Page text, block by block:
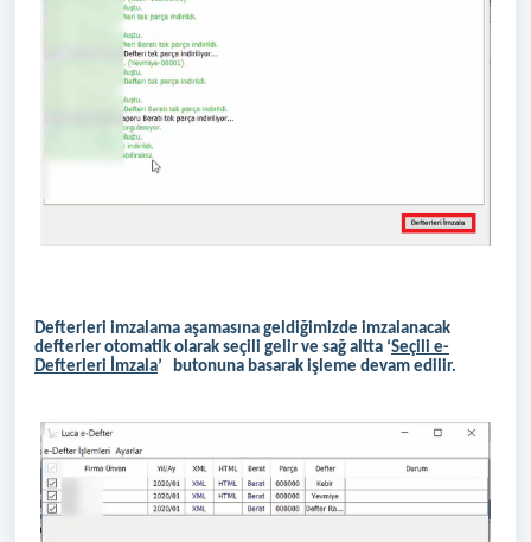
Defterleri imzalama aşamasına geldiğimizde imzalanacak
defterler otomatik olarak seçili gelir ve sağ altta ‘Seçili e-
Defterleri İmzala’ butonuna basarak işleme devam edilir.